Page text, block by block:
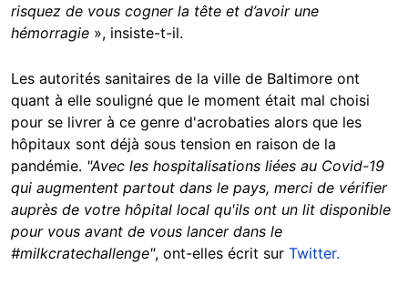
risquez de vous cogner la tête et d’avoir une
hémorragie », insiste-t-il.
Les autorités sanitaires de la ville de Baltimore ont
quant à elle souligné que le moment était mal choisi
pour se livrer à ce genre d'acrobaties alors que les
hôpitaux sont déjà sous tension en raison de la
pandémie. "Avec les hospitalisations liées au Covid-19
qui augmentent partout dans le pays, merci de vérifier
auprès de votre hôpital local qu'ils ont un lit disponible
pour vous avant de vous lancer dans le
#milkcratechallenge", ont-elles écrit sur Twitter.